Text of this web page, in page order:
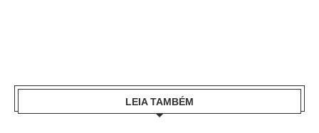
LEIA TAMBÉM